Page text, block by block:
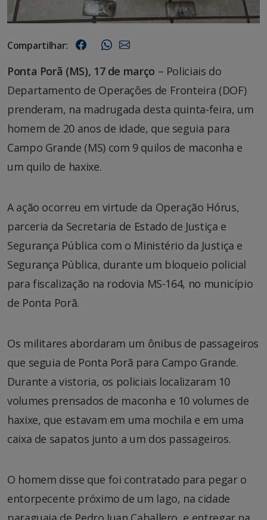
Compartilhar:
Ponta Porã (MS), 17 de março – Policiais do
Departamento de Operações de Fronteira (DOF)
prenderam, na madrugada desta quinta-feira, um
homem de 20 anos de idade, que seguia para
Campo Grande (MS) com 9 quilos de maconha e
um quilo de haxixe.
A ação ocorreu em virtude da Operação Hórus,
parceria da Secretaria de Estado de Justiça e
Segurança Pública com o Ministério da Justiça e
Segurança Pública, durante um bloqueio policial
para fiscalização na rodovia MS-164, no município
de Ponta Porã.
Os militares abordaram um ônibus de passageiros
que seguia de Ponta Porã para Campo Grande.
Durante a vistoria, os policiais localizaram 10
volumes prensados de maconha e 10 volumes de
haxixe, que estavam em uma mochila e em uma
caixa de sapatos junto a um dos passageiros.
O homem disse que foi contratado para pegar o
entorpecente próximo de um lago, na cidade